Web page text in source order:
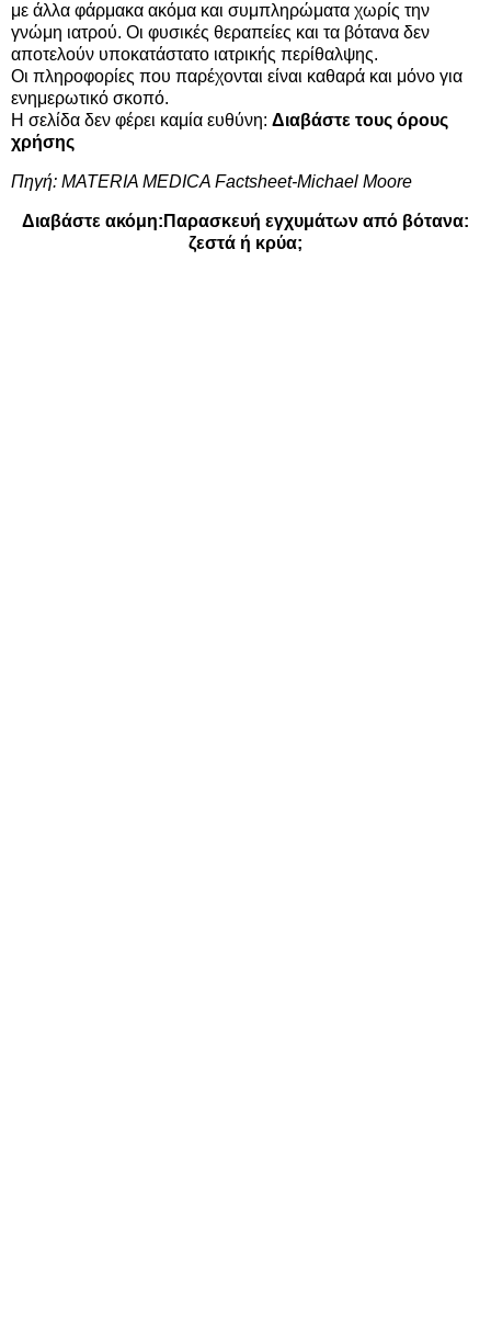
με άλλα φάρμακα ακόμα και συμπληρώματα χωρίς την
γνώμη ιατρού. Οι φυσικές θεραπείες και τα βότανα δεν
αποτελούν υποκατάστατο ιατρικής περίθαλψης.
Οι πληροφορίες που παρέχονται είναι καθαρά και μόνο για
ενημερωτικό σκοπό.
Η σελίδα δεν φέρει καμία ευθύνη: Διαβάστε τους όρους
χρήσης
Πηγή: MATERIA MEDICA Factsheet-Michael Moore
Διαβάστε ακόμη: Παρασκευή εγχυμάτων από βότανα:
ζεστά ή κρύα;